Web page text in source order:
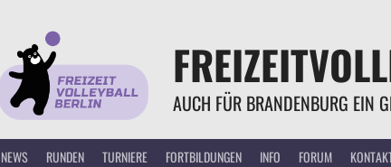
AUCH FÜR BRANDENBURG EIN
NEWS RUNDEN TURNIERE FORTBILDUNGEN INFO FORUM